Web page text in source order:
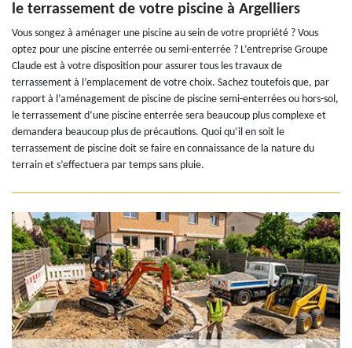
le terrassement de votre piscine à Argelliers
Vous songez à aménager une piscine au sein de votre propriété ? Vous
optez pour une piscine enterrée ou semi-enterrée ? L’entreprise Groupe
Claude est à votre disposition pour assurer tous les travaux de
terrassement à l’emplacement de votre choix. Sachez toutefois que, par
rapport à l’aménagement de piscine de piscine semi-enterrées ou hors-sol,
le terrassement d’une piscine enterrée sera beaucoup plus complexe et
demandera beaucoup plus de précautions. Quoi qu’il en soit le
terrassement de piscine doit se faire en connaissance de la nature du
terrain et s’effectuera par temps sans pluie.